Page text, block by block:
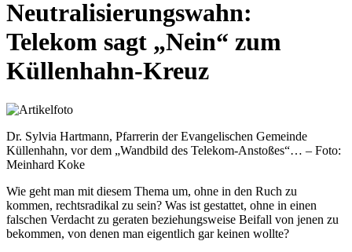
Neutralisierungswahn:
Telekom sagt „Nein“ zum
Küllenhahn-Kreuz
Dr. Sylvia Hartmann, Pfarrerin der Evangelischen Gemeinde
Küllenhahn, vor dem „Wandbild des Telekom-Anstoßes“… – Foto:
Meinhard Koke
Wie geht man mit diesem Thema um, ohne in den Ruch zu
kommen, rechtsradikal zu sein? Was ist gestattet, ohne in einen
falschen Verdacht zu geraten beziehungsweise Beifall von jenen zu
bekommen, von denen man eigentlich gar keinen wollte?